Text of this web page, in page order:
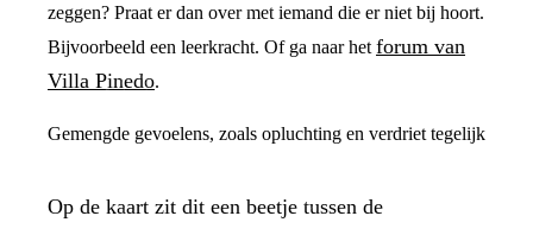
zeggen? Praat er dan over met iemand die er niet bij hoort.
Bijvoorbeeld een leerkracht. Of ga naar het forum van
Villa Pinedo.
Gemengde gevoelens, zoals opluchting en verdriet tegelijk
Op de kaart zit dit een beetje tussen de